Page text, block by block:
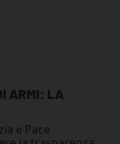
ARMI: LA
e Pace